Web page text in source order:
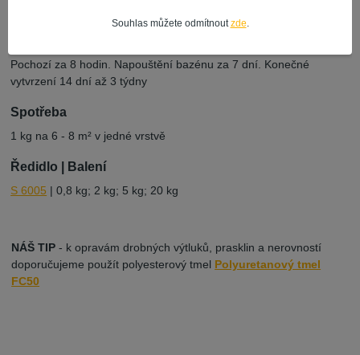
Pochozí za 8 hodin. Napouštění bazénu za 7 dní. Konečné
vytvrzení 14 dní až 3 týdny
Spotřeba
1 kg na 6 - 8 m² v jedné vrstvě
Ředidlo | Balení
S 6005 | 0,8 kg; 2 kg; 5 kg; 20 kg
NÁŠ TIP - k opravám drobných výtluků, prasklin a nerovností
doporučujeme použít polyesterový tmel Polyuretanový tmel
FC50
Souhlas můžete odmítnoutzde.